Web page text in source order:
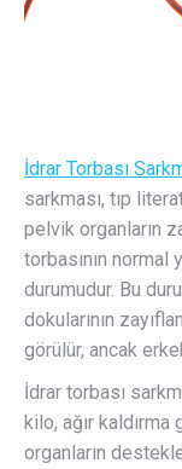
İdrar Torbası
sarkması, tıp
pelvik organların
torbasının normal
durumudur. Bu
dokularının
görülür, ancak
İdrar torbası
kilo, ağır
organların